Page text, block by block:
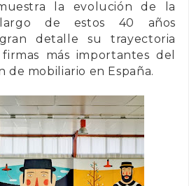
la evolución de la
de estos 40 años
detalle su trayectoria
más importantes del
de mobiliario en España.